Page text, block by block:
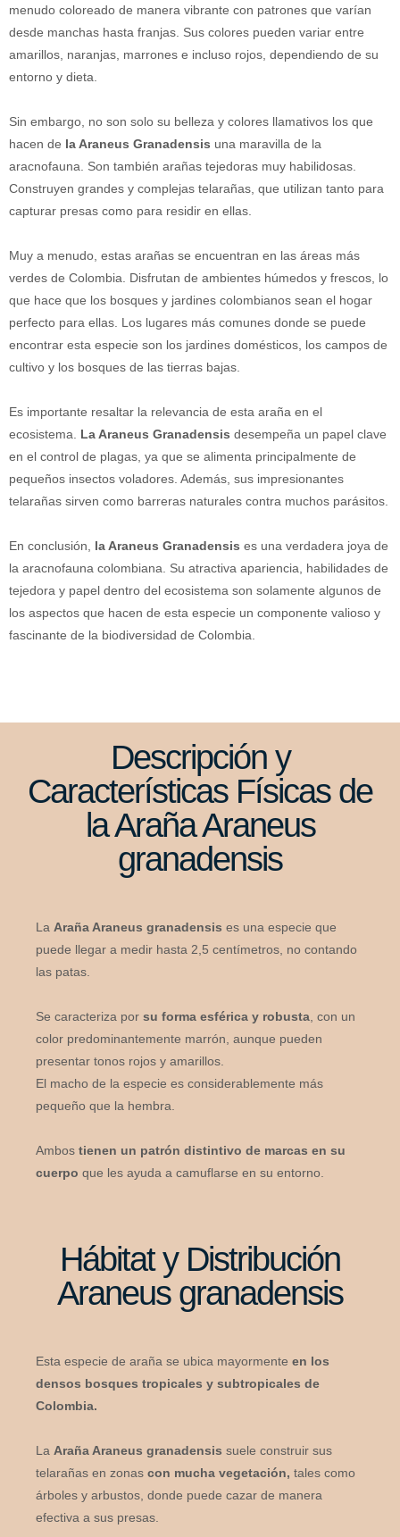
menudo coloreado de manera vibrante con patrones que varían
desde manchas hasta franjas. Sus colores pueden variar entre
amarillos, naranjas, marrones e incluso rojos, dependiendo de su
entorno y dieta.
Sin embargo, no son solo su belleza y colores llamativos los que
hacen de la Araneus Granadensis una maravilla de la
aracnofauna. Son también arañas tejedoras muy habilidosas.
Construyen grandes y complejas telarañas, que utilizan tanto para
capturar presas como para residir en ellas.
Muy a menudo, estas arañas se encuentran en las áreas más
verdes de Colombia. Disfrutan de ambientes húmedos y frescos, lo
que hace que los bosques y jardines colombianos sean el hogar
perfecto para ellas. Los lugares más comunes donde se puede
encontrar esta especie son los jardines domésticos, los campos de
cultivo y los bosques de las tierras bajas.
Es importante resaltar la relevancia de esta araña en el
ecosistema. La Araneus Granadensis desempeña un papel clave
en el control de plagas, ya que se alimenta principalmente de
pequeños insectos voladores. Además, sus impresionantes
telarañas sirven como barreras naturales contra muchos parásitos.
En conclusión, la Araneus Granadensis es una verdadera joya de
la aracnofauna colombiana. Su atractiva apariencia, habilidades de
tejedora y papel dentro del ecosistema son solamente algunos de
los aspectos que hacen de esta especie un componente valioso y
fascinante de la biodiversidad de Colombia.
Descripción y
Características Físicas de
la Araña Araneus
granadensis
La Araña Araneus granadensis es una especie que
puede llegar a medir hasta 2,5 centímetros, no contando
las patas.
Se caracteriza por su forma esférica y robusta , con un
color predominantemente marrón, aunque pueden
presentar tonos rojos y amarillos.
El macho de la especie es considerablemente más
pequeño que la hembra.
Ambos tienen un patrón distintivo de marcas en su
cuerpo que les ayuda a camuflarse en su entorno.
Hábitat y Distribución
Araneus granadensis
Esta especie de araña se ubica mayormente en los
densos bosques tropicales y subtropicales de
Colombia.
La Araña Araneus granadensis suele construir sus
telarañas en zonas con mucha vegetación, tales como
árboles y arbustos, donde puede cazar de manera
efectiva a sus presas.